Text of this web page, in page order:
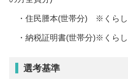
・住民謄本(世帯分) ※くらし
・納税証明書(世帯分)※くら
選考基準